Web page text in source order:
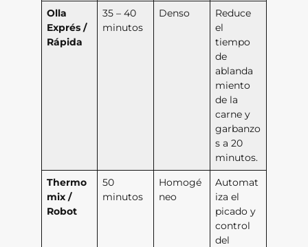
Olla
Exprés /
Rápida
35 – 40
minutos
Denso
Reduce
el
tiempo
de
ablanda
miento
de la
carne y
garbanzo
s a 20
minutos.
Thermo
mix /
Robot
50
minutos
Homogé
neo
Automat
iza el
picado y
control
del